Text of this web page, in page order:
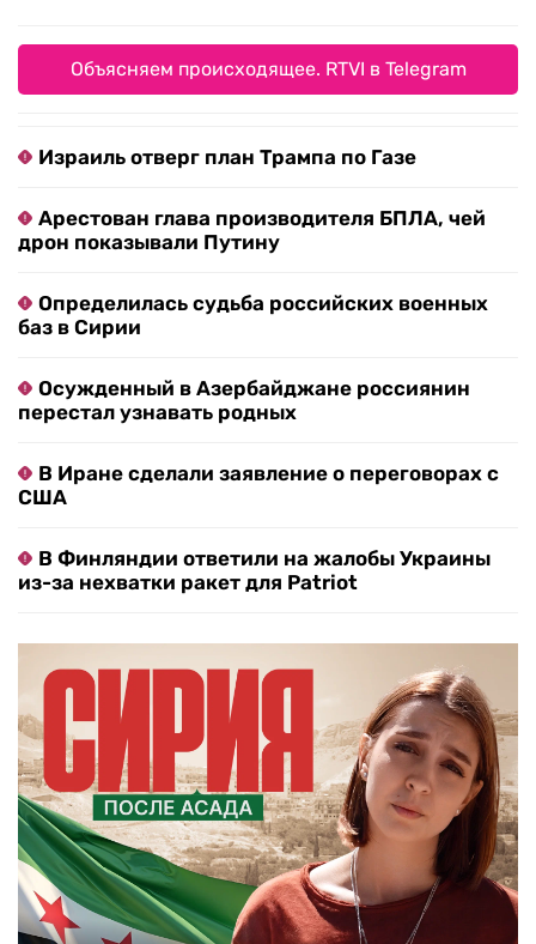
Объясняем происходящее. RTVI в Telegram
Израиль отверг план Трампа по Газе
Арестован глава производителя БПЛА, чей
дрон показывали Путину
Определилась судьба российских военных
баз в Сирии
Осужденный в Азербайджане россиянин
перестал узнавать родных
В Иране сделали заявление о переговорах с
США
В Финляндии ответили на жалобы Украины
из-за нехватки ракет для Patriot